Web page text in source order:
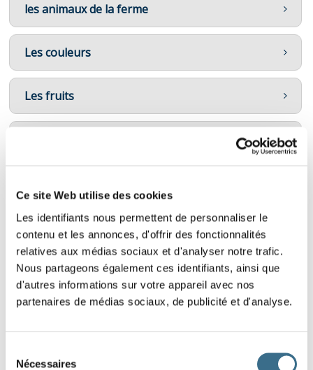
Ce site Web utilise des cookies
Les identifiants nous permettent de personnaliser le
contenu et les annonces, d'offrir des fonctionnalités
relatives aux médias sociaux et d'analyser notre trafic.
Nous partageons également ces identifiants, ainsi que
d'autres informations sur votre appareil avec nos
partenaires de médias sociaux, de publicité et d'analyse.
Nécessaires
les animaux de la ferme
Les couleurs
Les fruits
Les métiers
les objets de bébé
Les moyens de transport